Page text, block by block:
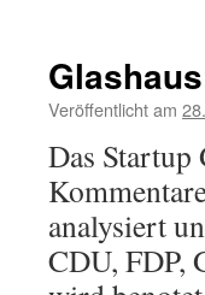
Veröffentlicht am
Das Startup
analysiert
CDU, FDP,